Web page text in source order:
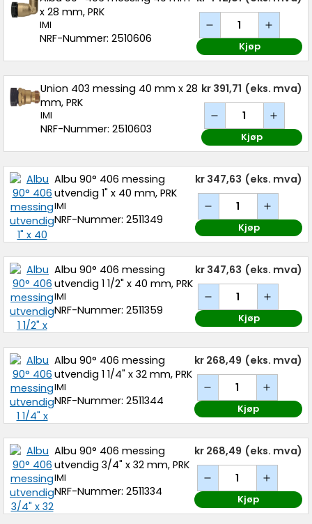
x 28 mm, PRK
IMI
NRF-Nummer: 2510606
Kjøp
Union 403 messing 40 mm x 28
mm, PRK
IMI
NRF-Nummer: 2510603
kr 391,71 (eks. mva)
Kjøp
Albu 90° 406 messing
utvendig 1" x 40 mm, PRK
IMI
NRF-Nummer: 2511349
kr 347,63 (eks. mva)
Kjøp
Albu 90° 406 messing
utvendig 1 1/2" x 40 mm, PRK
IMI
NRF-Nummer: 2511359
kr 347,63 (eks. mva)
Kjøp
Albu 90° 406 messing
utvendig 1 1/4" x 32 mm, PRK
IMI
NRF-Nummer: 2511344
kr 268,49 (eks. mva)
Kjøp
Albu 90° 406 messing
utvendig 3/4" x 32 mm, PRK
IMI
NRF-Nummer: 2511334
kr 268,49 (eks. mva)
Kjøp